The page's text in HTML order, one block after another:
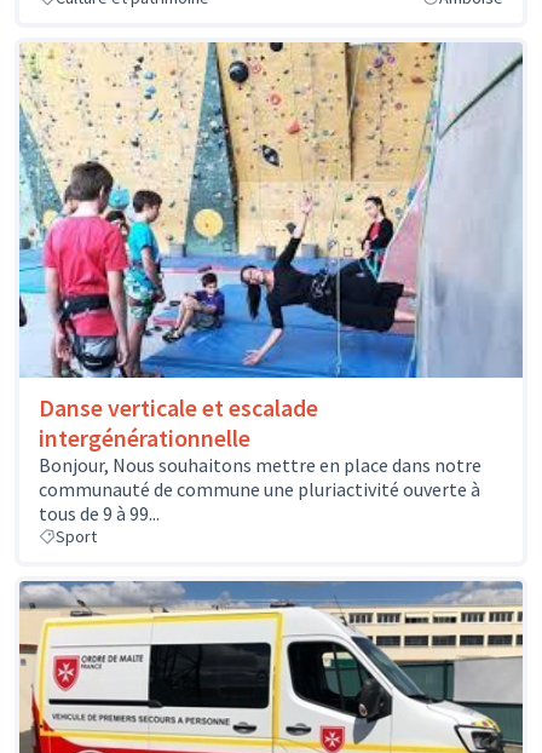
Danse verticale et escalade
intergénérationnelle
Bonjour, Nous souhaitons mettre en place dans notre
communauté de commune une pluriactivité ouverte à
tous de 9 à 99...
Sport